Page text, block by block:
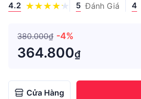
4.2 5 Đánh Giá 4
380.000₫ -4%
364.800₫
Cửa Hàng